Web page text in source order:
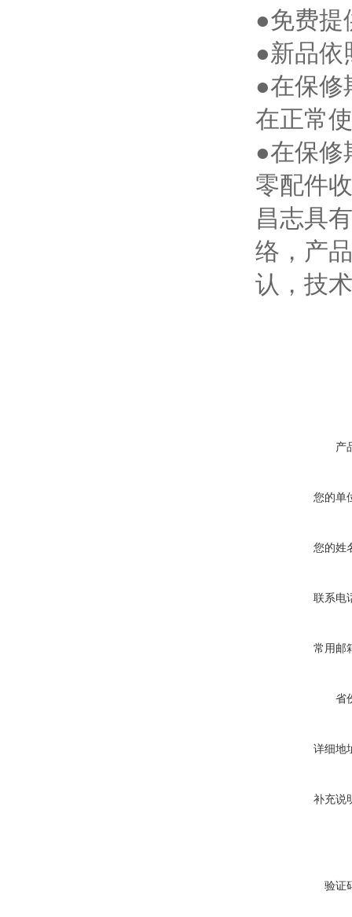
●免费提
●新品依
●在保修
在正常
●在保修
零配件
昌志具
络，产
认，技
产
您的单
您的姓
联系电
常用邮
省
详细地
补充说
验证